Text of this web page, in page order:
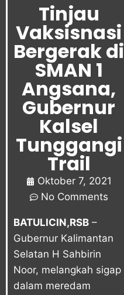
Tinjau
Vaksisnasi
Bergerak di
SMAN 1
Angsana,
Gubernur
Kalsel
Tunggangi
Trail
Oktober 7, 2021
No Comments
BATULICIN,RSB –
Gubernur Kalimantan
Selatan H Sahbirin
Noor, melangkah sigap
dalam meredam